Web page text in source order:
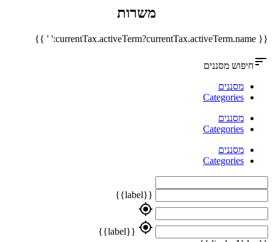
משרות
{{ currentTax.activeTerm?currentTax.activeTerm.name:' ' }}
sortחיפוש מסננים
מסננים
Categories
מסננים
Categories
מסננים
Categories
{{label}}
my_location
my_location
{{label}}